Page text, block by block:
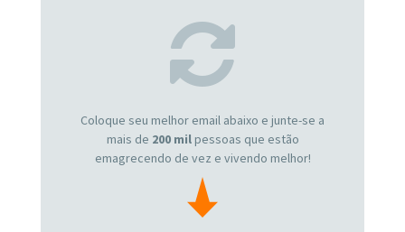
Coloque seu melhor email abaixo e junte-se a
mais de 200 milpessoas que estão
emagrecendo de vez e vivendo melhor!